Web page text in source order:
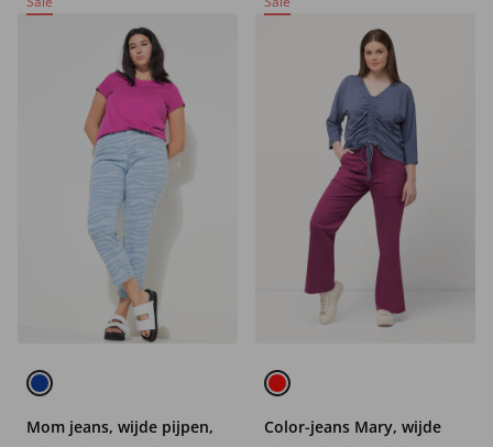
Mom jeans, wijde pijpen,
Color-jeans Mary, wijde